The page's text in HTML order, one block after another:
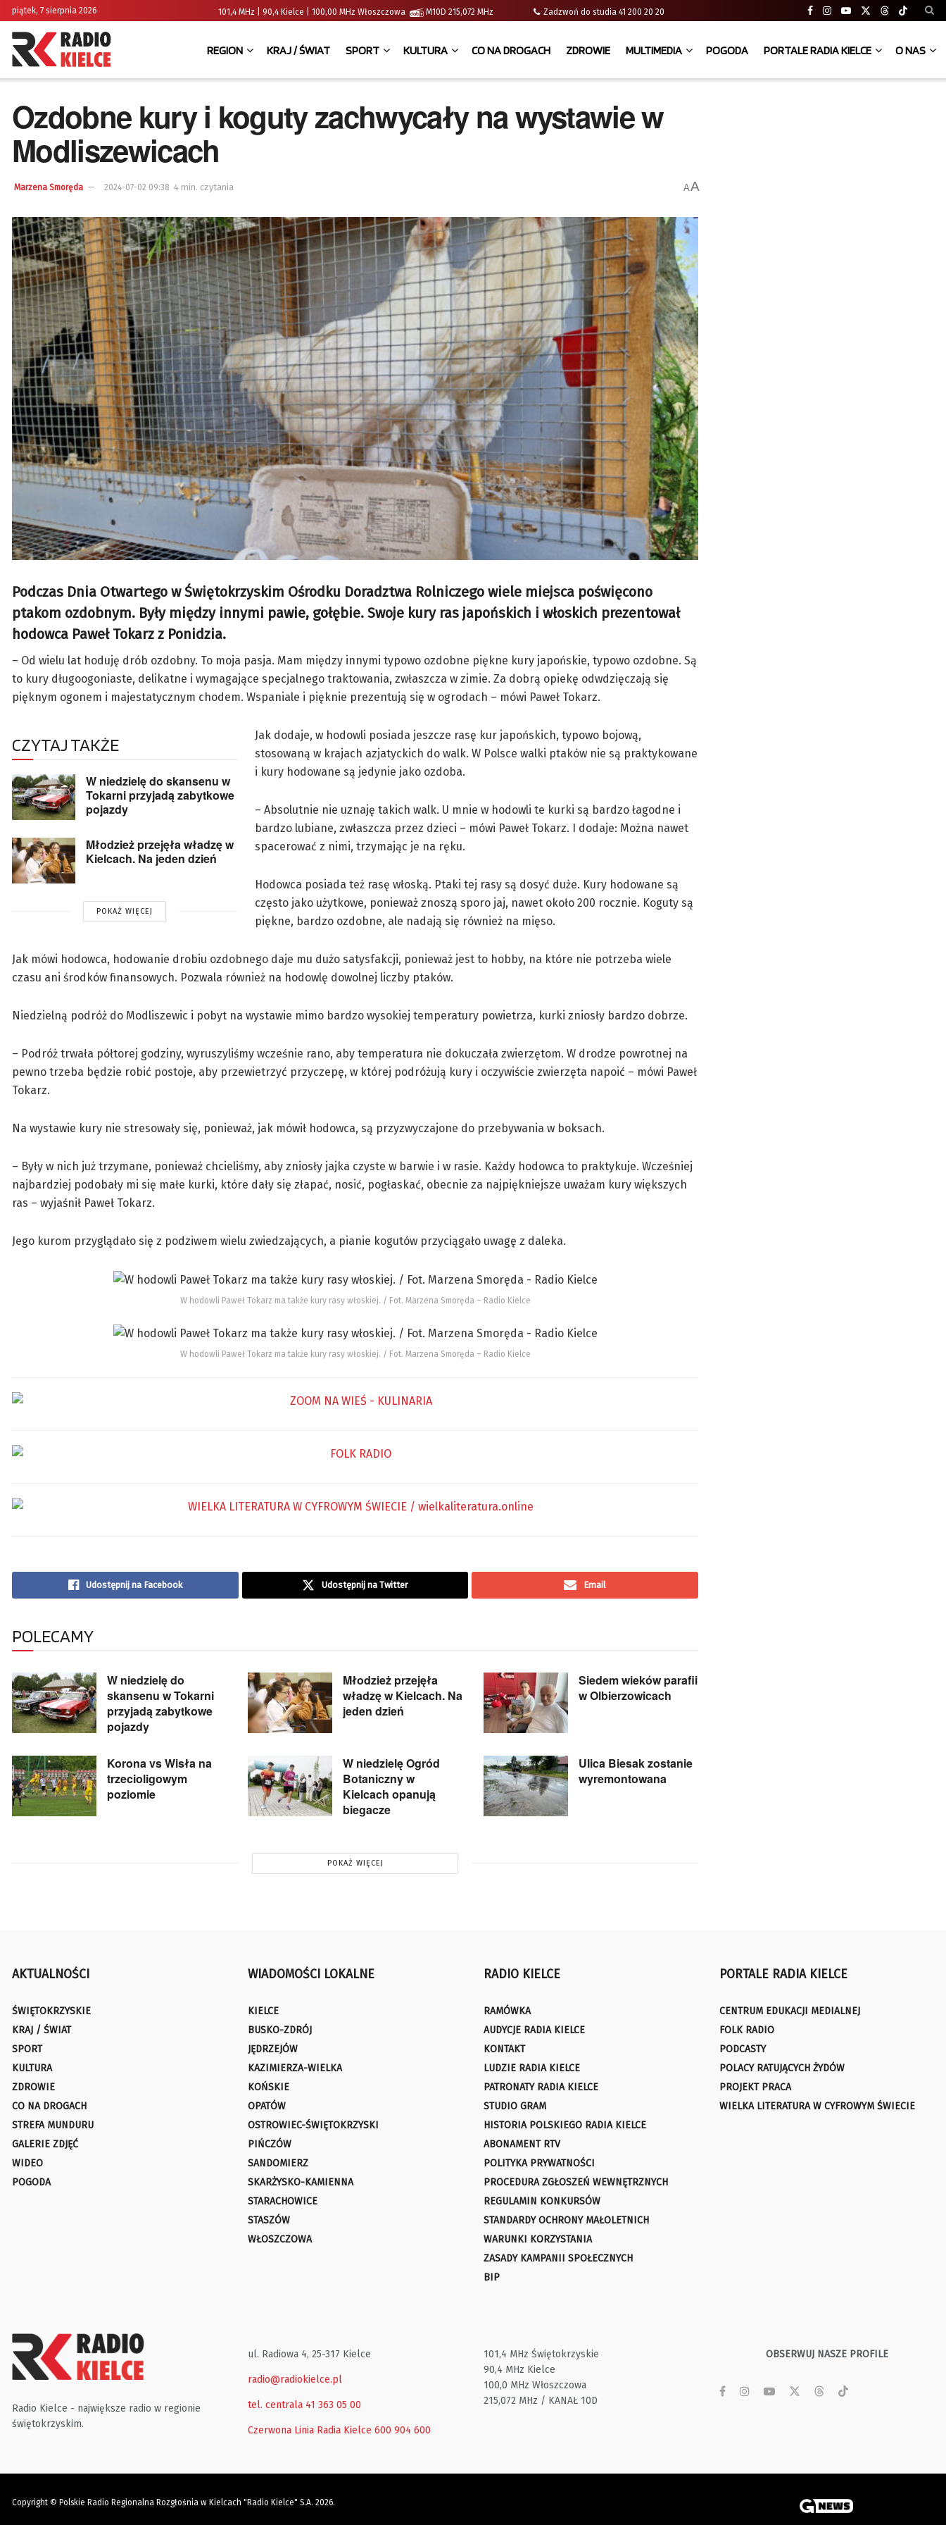
piątek, 7 sierpnia 2026 101,4 MHz | 90,4 Kielce | 100,00 MHz Włoszczowa M10D 215,072 MHz Zadzwoń do studia 41 200 20 20
REGION KRAJ / ŚWIAT SPORT KULTURA CO NA DROGACH ZDROWIE MULTIMEDIA POGODA PORTALE RADIA KIELCE O NAS
Ozdobne kury i koguty zachwycały na wystawie w
Modliszewicach
Marzena Smoręda 2024-07-02 09:38 4 min. czytania AA
Podczas Dnia Otwartego w Świętokrzyskim Ośrodku Doradztwa Rolniczego wiele miejsca poświęcono
ptakom ozdobnym. Były między innymi pawie, gołębie. Swoje kury ras japońskich i włoskich prezentował
hodowca Paweł Tokarz z Ponidzia.
– Od wielu lat hoduję drób ozdobny. To moja pasja. Mam między innymi typowo ozdobne piękne kury japońskie, typowo ozdobne. Są
to kury długoogoniaste, delikatne i wymagające specjalnego traktowania, zwłaszcza w zimie. Za dobrą opiekę odwdzięczają się
pięknym ogonem i majestatycznym chodem. Wspaniale i pięknie prezentują się w ogrodach – mówi Paweł Tokarz.
CZYTAJ TAKŻE
W niedzielę do skansenu w
Tokarni przyjadą zabytkowe
pojazdy
Młodzież przejęła władzę w
Kielcach. Na jeden dzień
POKAŻ WIĘCEJ
Jak dodaje, w hodowli posiada jeszcze rasę kur japońskich, typowo bojową,
stosowaną w krajach azjatyckich do walk. W Polsce walki ptaków nie są praktykowane
i kury hodowane są jedynie jako ozdoba.
– Absolutnie nie uznaję takich walk. U mnie w hodowli te kurki są bardzo łagodne i
bardzo lubiane, zwłaszcza przez dzieci – mówi Paweł Tokarz. I dodaje: Można nawet
spacerować z nimi, trzymając je na ręku.
Hodowca posiada też rasę włoską. Ptaki tej rasy są dosyć duże. Kury hodowane są
często jako użytkowe, ponieważ znoszą sporo jaj, nawet około 200 rocznie. Koguty są
piękne, bardzo ozdobne, ale nadają się również na mięso.
Jak mówi hodowca, hodowanie drobiu ozdobnego daje mu dużo satysfakcji, ponieważ jest to hobby, na które nie potrzeba wiele
czasu ani środków finansowych. Pozwala również na hodowlę dowolnej liczby ptaków.
Niedzielną podróż do Modliszewic i pobyt na wystawie mimo bardzo wysokiej temperatury powietrza, kurki zniosły bardzo dobrze.
– Podróż trwała półtorej godziny, wyruszyliśmy wcześnie rano, aby temperatura nie dokuczała zwierzętom. W drodze powrotnej na
pewno trzeba będzie robić postoje, aby przewietrzyć przyczepę, w której podróżują kury i oczywiście zwierzęta napoić – mówi Paweł
Tokarz.
Na wystawie kury nie stresowały się, ponieważ, jak mówił hodowca, są przyzwyczajone do przebywania w boksach.
– Były w nich już trzymane, ponieważ chcieliśmy, aby zniosły jajka czyste w barwie i w rasie. Każdy hodowca to praktykuje. Wcześniej
najbardziej podobały mi się małe kurki, które dały się złapać, nosić, pogłaskać, obecnie za najpiękniejsze uważam kury większych
ras – wyjaśnił Paweł Tokarz.
Jego kurom przyglądało się z podziwem wielu zwiedzających, a pianie kogutów przyciągało uwagę z daleka.
W hodowli Paweł Tokarz ma także kury rasy włoskiej. / Fot. Marzena Smoręda – Radio Kielce
W hodowli Paweł Tokarz ma także kury rasy włoskiej. / Fot. Marzena Smoręda – Radio Kielce
Udostępnij na Facebook Udostępnij na Twitter Email
POLECAMY
W niedzielę do
skansenu w Tokarni
przyjadą zabytkowe
pojazdy
Młodzież przejęła
władzę w Kielcach. Na
jeden dzień
Siedem wieków parafii
w Olbierzowicach
Korona vs Wisła na
trzecioligowym
poziomie
W niedzielę Ogród
Botaniczny w
Kielcach opanują
biegacze
Ulica Biesak zostanie
wyremontowana
POKAŻ WIĘCEJ
AKTUALNOŚCI
ŚWIĘTOKRZYSKIE
KRAJ / ŚWIAT
SPORT
KULTURA
ZDROWIE
CO NA DROGACH
STREFA MUNDURU
GALERIE ZDJĘĆ
WIDEO
POGODA
WIADOMOŚCI LOKALNE
KIELCE
BUSKO-ZDRÓJ
JĘDRZEJÓW
KAZIMIERZA-WIELKA
KOŃSKIE
OPATÓW
OSTROWIEC-ŚWIĘTOKRZYSKI
PIŃCZÓW
SANDOMIERZ
SKARŻYSKO-KAMIENNA
STARACHOWICE
STASZÓW
WŁOSZCZOWA
RADIO KIELCE
RAMÓWKA
AUDYCJE RADIA KIELCE
KONTAKT
LUDZIE RADIA KIELCE
PATRONATY RADIA KIELCE
STUDIO GRAM
HISTORIA POLSKIEGO RADIA KIELCE
ABONAMENT RTV
POLITYKA PRYWATNOŚCI
PROCEDURA ZGŁOSZEŃ WEWNĘTRZNYCH
REGULAMIN KONKURSÓW
STANDARDY OCHRONY MAŁOLETNICH
WARUNKI KORZYSTANIA
ZASADY KAMPANII SPOŁECZNYCH
BIP
PORTALE RADIA KIELCE
CENTRUM EDUKACJI MEDIALNEJ
FOLK RADIO
PODCASTY
POLACY RATUJĄCYCH ŻYDÓW
PROJEKT PRACA
WIELKA LITERATURA W CYFROWYM ŚWIECIE
Radio Kielce - największe radio w regionie
świętokrzyskim.
ul. Radiowa 4, 25-317 Kielce
radio@radiokielce.pl
tel. centrala 41 363 05 00
Czerwona Linia Radia Kielce 600 904 600
101,4 MHz Świętokrzyskie
90,4 MHz Kielce
100,0 MHz Włoszczowa
215,072 MHz / KANAŁ 10D
OBSERWUJ NASZE PROFILE
Copyright © Polskie Radio Regionalna Rozgłośnia w Kielcach "Radio Kielce" S.A. 2026.